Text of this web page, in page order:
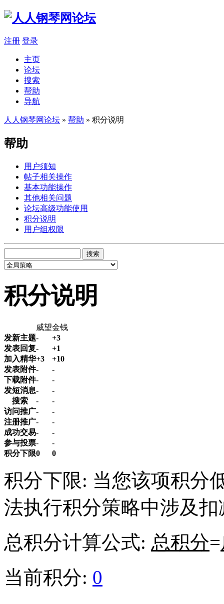
注册 登录
主页
论坛
搜索
帮助
导航
人人钢琴网论坛 » 帮助 » 积分说明
帮助
用户须知
帖子相关操作
基本功能操作
其他相关问题
论坛高级功能使用
积分说明
用户组权限
搜索
积分说明
威望金钱
发新主题-
+3
发表回复-
+1
加入精华+3
+10
发表附件-
-
下载附件-
-
发短消息-
-
搜索
-
-
访问推广-
-
注册推广-
-
成功交易-
-
参与投票-
-
积分下限0 0
积分下限: 当您该项积分
法执行积分策略中涉及
总积分计算公式: 总积分=
当前积分: 0